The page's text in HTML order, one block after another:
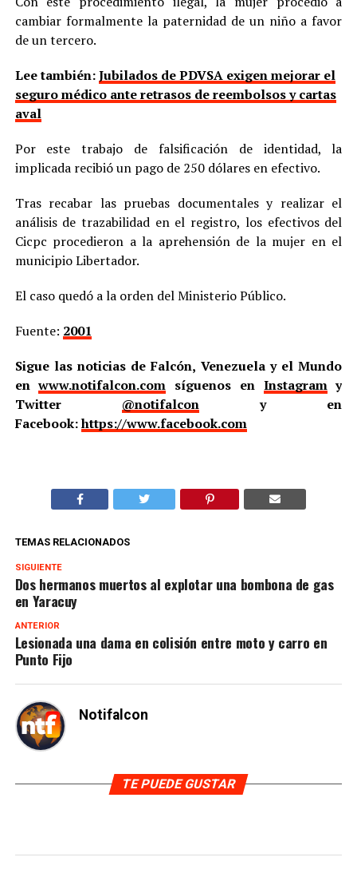
cambiar formalmente la paternidad de un niño a favor
de un tercero.
Lee también:Jubilados de PDVSA exigen mejorar el
seguro médico ante retrasos de reembolsos y cartas
aval
Por este trabajo de falsificación de identidad, la
implicada recibió un pago de 250 dólares en efectivo.
Tras recabar las pruebas documentales y realizar el
análisis de trazabilidad en el registro, los efectivos del
Cicpc procedieron a la aprehensión de la mujer en el
municipio Libertador.
El caso quedó a la orden del Ministerio Público.
Fuente: 2001
Sigue las noticias de Falcón, Venezuela y el Mundo
enwww.notifalcon.com síguenos en Instagramy
Twitter @notifalcony en
Facebook:https://www.facebook.com
TEMAS RELACIONADOS
SIGUIENTE
Dos hermanos muertos al explotar una bombona de gas
en Yaracuy
ANTERIOR
Lesionada una dama en colisión entre moto y carro en
Punto Fijo
Notifalcon
TE PUEDE GUSTAR